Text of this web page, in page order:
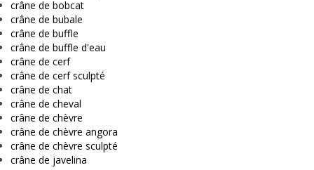
crâne de bobcat
crâne de bubale
crâne de buffle
crâne de buffle d'eau
crâne de cerf
crâne de cerf sculpté
crâne de chat
crâne de cheval
crâne de chèvre
crâne de chèvre angora
crâne de chèvre sculpté
crâne de javelina